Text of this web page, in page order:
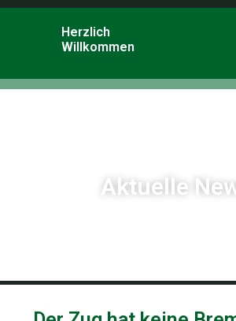
Herzlich
Willkommen
Aktuelle